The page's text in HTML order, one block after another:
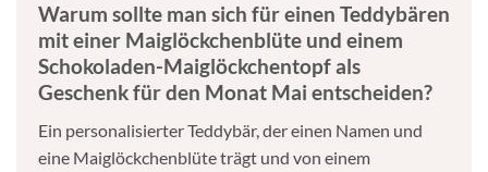
Warum sollte man sich für einen Teddybären
mit einer Maiglöckchenblüte und einem
Schokoladen-Maiglöckchentopf als
Geschenk für den Monat Mai entscheiden?
Ein personalisierter Teddybär, der einen Namen und
eine Maiglöckchenblüte trägt und von einem